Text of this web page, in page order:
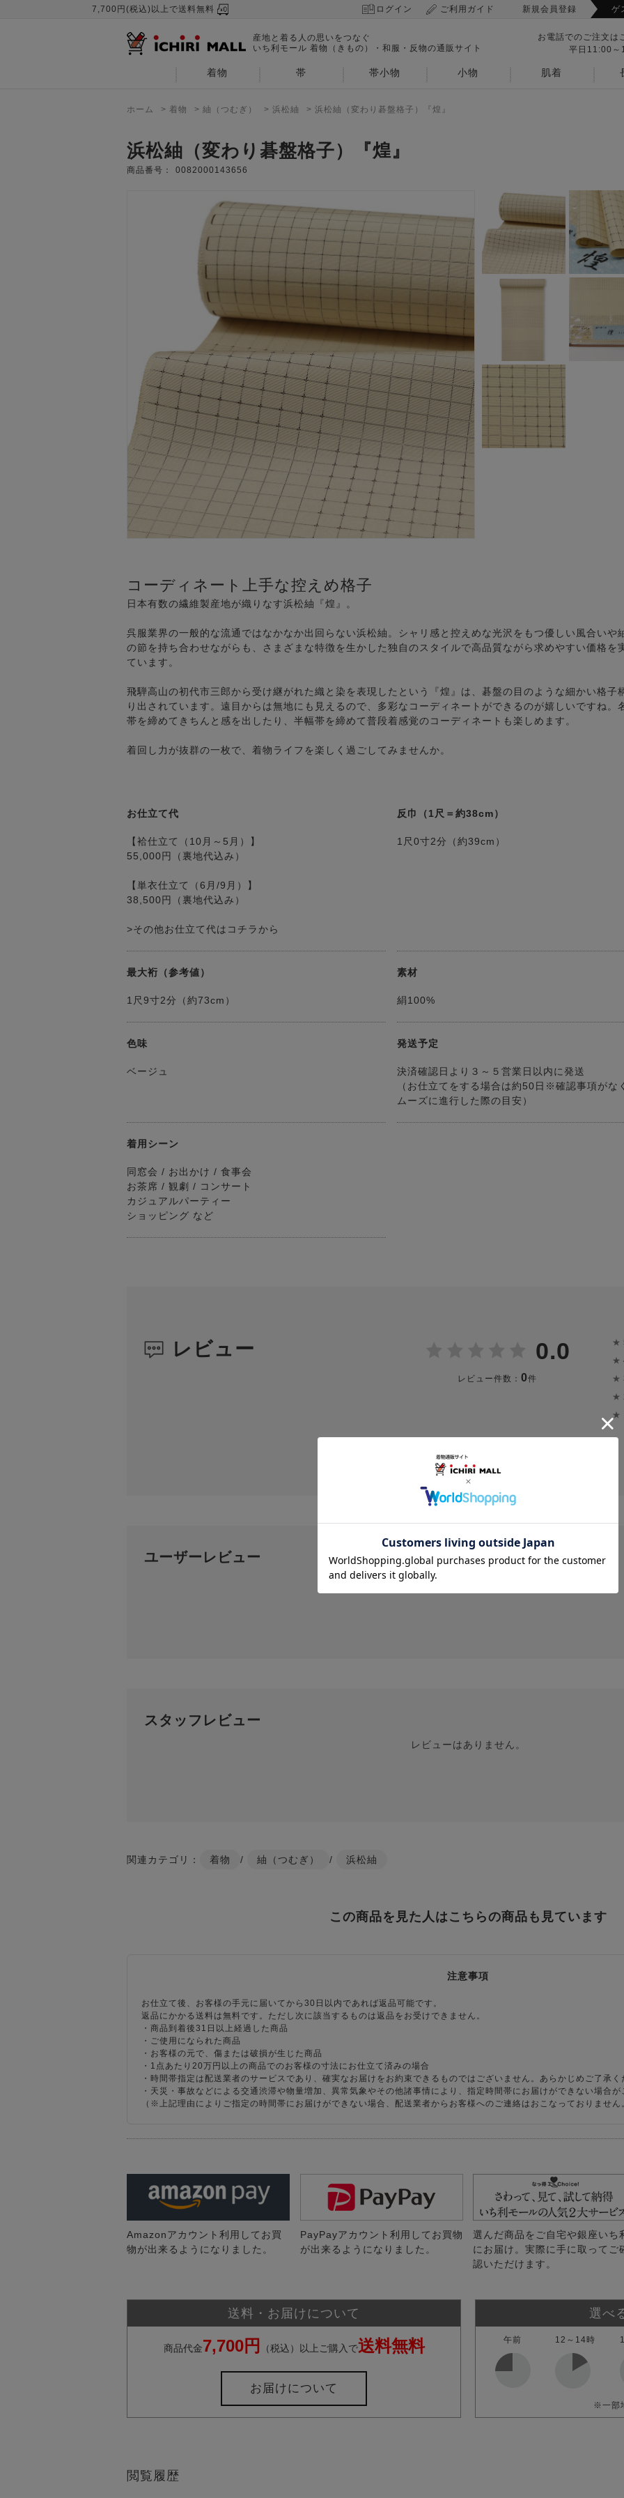
7,700円(税込)以上で送料無料 ログイン ご利用ガイド 新規会員登録 ゲ
産地と着る人の思いをつなぐ
いち利モール 着物（きもの）・和服・反物の通販サイト
お電話でのご注文は
平日11:00～
着物 帯 帯小物 小物 肌着
ホーム > 着物 > 紬（つむぎ） > 浜松紬 > 浜松紬（変わり碁盤格子）『煌』
浜松紬（変わり碁盤格子）『煌』
商品番号： 0082000143656
コーディネート上手な控えめ格子
日本有数の繊維製産地が織りなす浜松紬『煌』。
呉服業界の一般的な流通ではなかなか出回らない浜松紬。シャリ感と控えめな光沢をもつ優しい風合いや
の節を持ち合わせながらも、さまざまな特徴を生かした独自のスタイルで高品質ながら求めやすい価格を
ています。
飛騨高山の初代市三郎から受け継がれた織と染を表現したという『煌』は、碁盤の目のような細かい格子
り出されています。遠目からは無地にも見えるので、多彩なコーディネートができるのが嬉しいですね。
帯を締めてきちんと感を出したり、半幅帯を締めて普段着感覚のコーディネートも楽しめます。
着回し力が抜群の一枚で、着物ライフを楽しく過ごしてみませんか。
お仕立て代
【袷仕立て（10月～5月）】
55,000円（裏地代込み）
【単衣仕立て（6月/9月）】
38,500円（裏地代込み）
>その他お仕立て代はコチラから
反巾（1尺＝約38cm）
1尺0寸2分（約39cm）
最大裄（参考値）
1尺9寸2分（約73cm）
素材
絹100%
色味
ベージュ
発送予定
決済確認日より３～５営業日以内に発送
（お仕立てをする場合は約50日※確認事項がな
ムーズに進行した際の目安）
着用シーン
同窓会 / お出かけ / 食事会
お茶席 / 観劇 / コンサート
カジュアルパーティー
ショッピング など
レビュー 0.0
レビュー件数： 0件
★
★
★
★
★
投稿画像はありません。
ユーザーレビュー
レビューはありません。
スタッフレビュー
レビューはありません。
関連カテゴリ： 着物 / 紬（つむぎ） / 浜松紬
この商品を見た人はこちらの商品も見ています
注意事項
お仕立て後、お客様の手元に届いてから30日以内であれば返品可能です。
返品にかかる送料は無料です。ただし次に該当するものは返品をお受けできません。
・商品到着後31日以上経過した商品
・ご使用になられた商品
・お客様の元で、傷または破損が生じた商品
・1点あたり20万円以上の商品でのお客様の寸法にお仕立て済みの場合
・時間帯指定は配送業者のサービスであり、確実なお届けをお約束できるものではございません。あらかじめご了承く
・天災・事故などによる交通渋滞や物量増加、異常気象やその他諸事情により、指定時間帯にお届けができない場合
（※上記理由によりご指定の時間帯にお届けができない場合、配送業者からお客様へのご連絡はおこなっておりません
Amazonアカウント利用してお買
物が出来るようになりました。
PayPayアカウント利用してお買物
が出来るようになりました。
選んだ商品をご自宅や銀座いち
にお届け。実際に手に取ってご
認いただけます。
送料・お届けについて
商品代金7,700円 （税込）以上ご購入で送料無料
お届けについて
選べ
午前 12～14時
※一部
閲覧履歴